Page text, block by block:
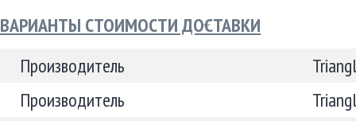
ВАРИАНТЫ СТОИМОСТИ ДОСТАВКИ
Производитель
Производитель